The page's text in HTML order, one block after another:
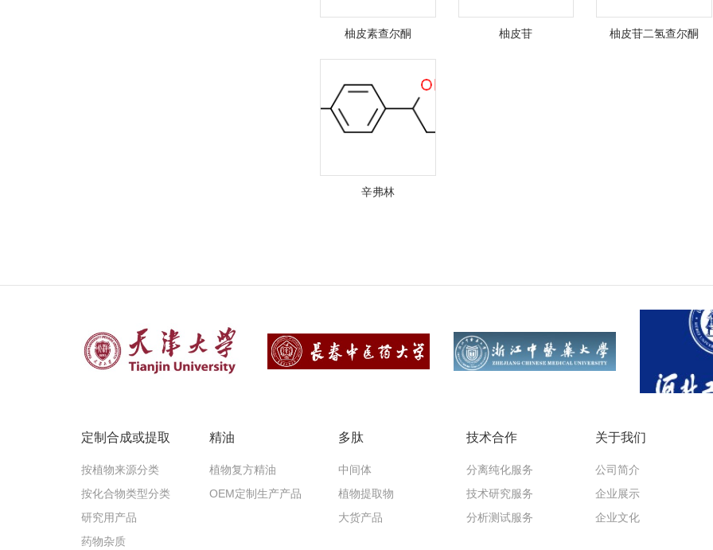
柚皮素查尔酮 柚皮苷 柚皮苷二氢查尔酮
辛弗林
定制合成或提取
按植物来源分类
按化合物类型分类
研究用产品
药物杂质
精油
植物复方精油
OEM定制生产产品
多肽
中间体
植物提取物
大货产品
技术合作
分离纯化服务
技术研究服务
分析测试服务
关于我们
公司简介
企业展示
企业文化